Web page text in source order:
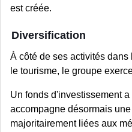
est créée.
Diversification
À côté de ses activités
le tourisme, le groupe
Un fonds d'investissement
accompagne désormais
majoritairement liées aux